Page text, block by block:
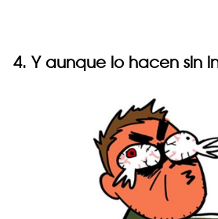
4. Y aunque lo hacen sin